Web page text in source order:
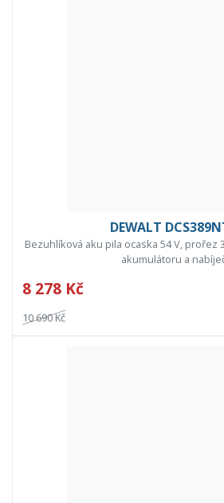
DEWALT
Bezuhlíková aku pila ocaska 54 V, prořez
akumulátoru a
8 278 Kč
10 690 Kč